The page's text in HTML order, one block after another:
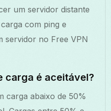
um servidor distante
com ping e
servidor no Free VPN
carga é aceitável?
carga abaixo de 50%